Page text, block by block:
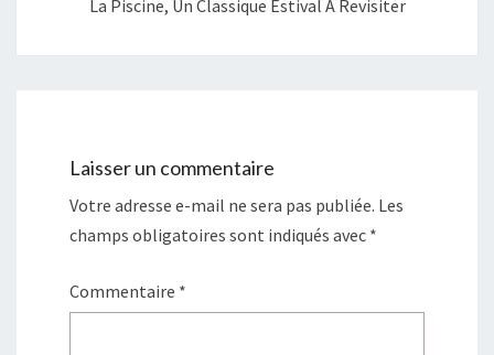
La Piscine, Un Classique Estival À Revisiter
Laisser un commentaire
Votre adresse e-mail ne sera pas publiée. Les
champs obligatoires sont indiqués avec *
Commentaire *